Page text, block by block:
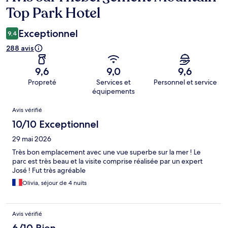
Top Park Hotel
9,4 Exceptionnel
288 avis
9,6
Propreté
9,0
Services et
équipements
9,6
Personnel et service
Avis
Avis vérifié
10/10 Exceptionnel
29 mai 2026
Très bon emplacement avec une vue superbe sur la mer ! Le
parc est très beau et la visite comprise réalisée par un expert
José ! Fut très agréable
Olivia, séjour de 4 nuits
Avis vérifié